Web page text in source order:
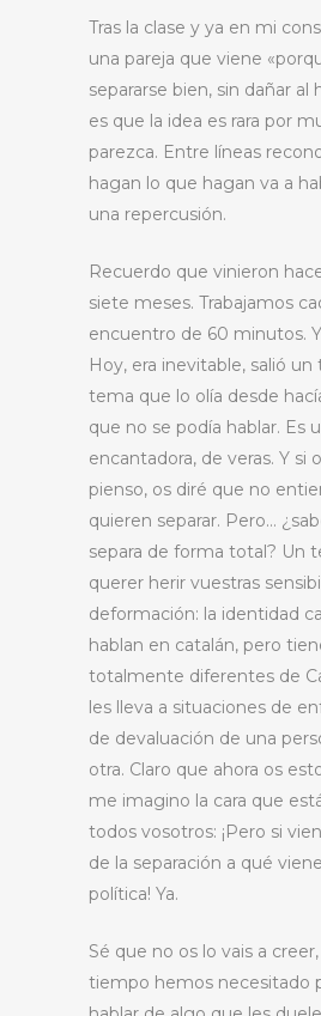
Tras la clase y ya en mi
una pareja que viene
separarse bien, sin dañar al
es que la idea es rara por
parezca. Entre líneas
hagan lo que hagan va a
una repercusión.
Recuerdo que vinieron
siete meses. Trabajamos
encuentro de 60 minutos.
Hoy, era inevitable, salió
tema que lo olía desde
que no se podía hablar. Es
encantadora, de veras. Y si
pienso, os diré que no
quieren separar. Pero…
separa de forma total? Un
querer herir vuestras
deformación: la identidad
hablan en catalán, pero
totalmente diferentes de
les lleva a situaciones de
de devaluación de una
otra. Claro que ahora os
me imagino la cara que
todos vosotros: ¡Pero si
de la separación a qué
política! Ya.
Sé que no os lo vais a
tiempo hemos necesitado